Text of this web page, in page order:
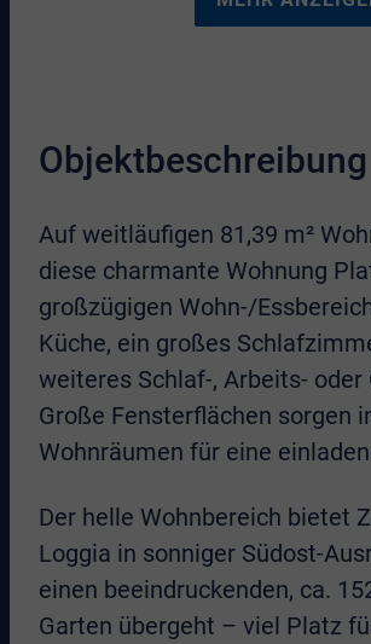
Objektbeschreibung
Auf weitläufigen 81,39 m²
diese charmante Wohnung
großzügigen Wohn-/
Küche, ein großes
weiteres Schlaf-, Arbeits- oder
Große Fensterflächen sorgen
Wohnräumen für eine
Der helle Wohnbereich bietet
Loggia in sonniger Südost-
einen beeindruckenden, ca.
Garten übergeht – viel Platz